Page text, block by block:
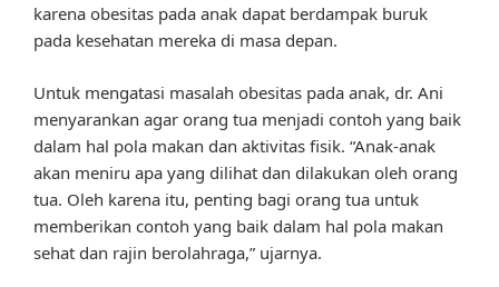
karena obesitas pada anak dapat berdampak buruk
pada kesehatan mereka di masa depan.
Untuk mengatasi masalah obesitas pada anak, dr. Ani
menyarankan agar orang tua menjadi contoh yang baik
dalam hal pola makan dan aktivitas fisik. “Anak-anak
akan meniru apa yang dilihat dan dilakukan oleh orang
tua. Oleh karena itu, penting bagi orang tua untuk
memberikan contoh yang baik dalam hal pola makan
sehat dan rajin berolahraga,” ujarnya.